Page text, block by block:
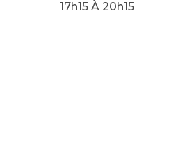
17h15 À 20h15